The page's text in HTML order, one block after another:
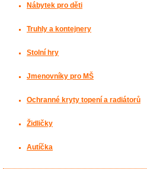
Nábytek pro děti
Truhly a kontejnery
Stolní hry
Jmenovníky pro MŠ
Ochranné kryty topení a radiátorů
Židličky
Autíčka